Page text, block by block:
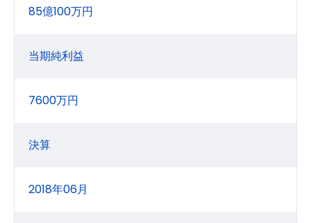
85億100万円
当期純利益
7600万円
決算
2018年06月